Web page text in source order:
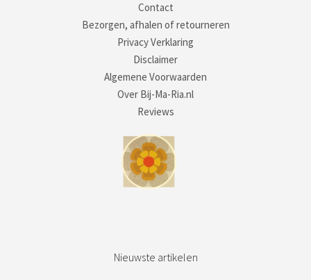
Contact
Bezorgen, afhalen of retourneren
Privacy Verklaring
Disclaimer
Algemene Voorwaarden
Over Bij-Ma-Ria.nl
Reviews
Nieuwste artikelen